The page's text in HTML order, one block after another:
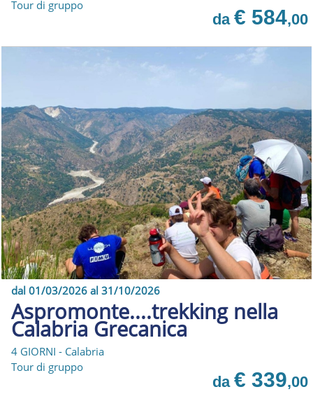
Tour di gruppo
da € 584,00
dal 01/03/2026 al 31/10/2026
Aspromonte....trekking nella
Calabria Grecanica
4 GIORNI - Calabria
Tour di gruppo
da € 339,00